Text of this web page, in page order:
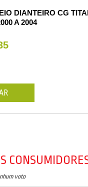
DIANTEIRO CG
A 2004
voto